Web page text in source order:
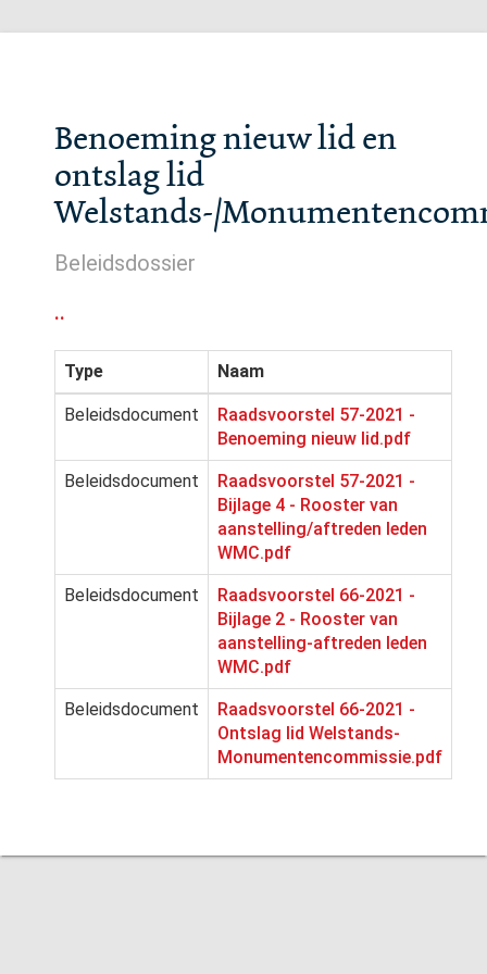
Benoeming nieuw lid en
ontslag lid
Welstands-/
Beleidsdossier
..
Type Naam
Beleidsdocument
Raadsvoorstel 57-2021 -
Benoeming nieuw lid.pdf
Beleidsdocument
Raadsvoorstel 57-2021 -
Bijlage 4 - Rooster van
aanstelling/aftreden leden
WMC.pdf
Beleidsdocument
Raadsvoorstel 66-2021 -
Bijlage 2 - Rooster van
aanstelling-aftreden leden
WMC.pdf
Beleidsdocument
Raadsvoorstel 66-2021 -
Ontslag lid Welstands-
Monumentencommissie.pdf